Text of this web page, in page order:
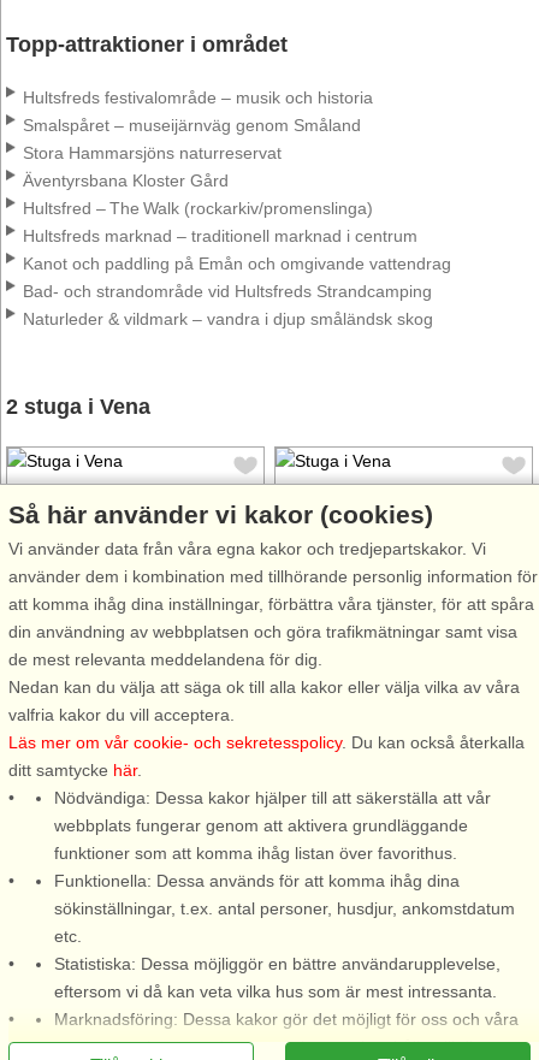
Topp-attraktioner i området
Hultsfreds festivalområde – musik och historia
Smalspåret – museijärnväg genom Småland
Stora Hammarsjöns naturreservat
Äventyrsbana Kloster Gård
Hultsfred – The Walk (rockarkiv/promenslinga)
Hultsfreds marknad – traditionell marknad i centrum
Kanot och paddling på Emån och omgivande vattendrag
Bad‑ och strandområde vid Hultsfreds Strandcamping
Naturleder & vildmark – vandra i djup småländsk skog
2 stuga i Vena
Stugnr: 54585
Vena
4 personer, 70 m²
300 m till sjö/hav:.
Typisk svensk röd stuga med
Dalsebo med några bofasta
och några sommargäster. Byn
ligger ca 35 km från Vimmerby
från 6.173 SEK
Stugnr: 43696
Vena
6 personer, 80 m²
5 m till sjö/hav:.
vattnet ligger detta charmiga
bakgrund. Varför inte ta ett
morgondopp i sjön Nerbjärken
för att vakna till och sedan sitta
kvar på bryggan och avnjuta ...
från 12.143 SEK
Så här använder vi kakor (cookies)
Vi använder data från våra egna kakor och tredjepartskakor. Vi
använder dem i kombination med tillhörande personlig information för
att komma ihåg dina inställningar, förbättra våra tjänster, för att spåra
din användning av webbplatsen och göra trafikmätningar samt visa
de mest relevanta meddelandena för dig.
Nedan kan du välja att säga ok till alla kakor eller välja vilka av våra
valfria kakor du vill acceptera.
Läs mer om vår cookie- och sekretesspolicy. Du kan också återkalla
ditt samtycke här.
Nödvändiga: Dessa kakor hjälper till att säkerställa att vår
webbplats fungerar genom att aktivera grundläggande
funktioner som att komma ihåg listan över favorithus.
Funktionella: Dessa används för att komma ihåg dina
sökinställningar, t.ex. antal personer, husdjur, ankomstdatum
etc.
Statistiska: Dessa möjliggör en bättre användarupplevelse,
eftersom vi då kan veta vilka hus som är mest intressanta.
Marknadsföring: Dessa kakor gör det möjligt för oss och våra
partners att leverera det mest relevanta innehållet till dig.